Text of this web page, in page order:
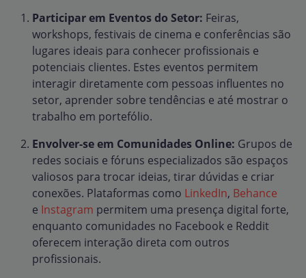
Participar em Eventos do Setor: Feiras,
workshops, festivais de cinema e conferências são
lugares ideais para conhecer profissionais e
potenciais clientes. Estes eventos permitem
interagir diretamente com pessoas influentes no
setor, aprender sobre tendências e até mostrar o
trabalho em portefólio.
Envolver-se em Comunidades Online: Grupos de
redes sociais e fóruns especializados são espaços
valiosos para trocar ideias, tirar dúvidas e criar
conexões. Plataformas como LinkedIn, Behance
e Instagram permitem uma presença digital forte,
enquanto comunidades no Facebook e Reddit
oferecem interação direta com outros
profissionais.